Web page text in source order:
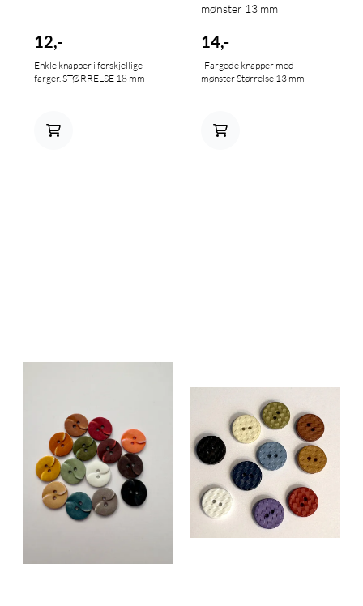
12,-
Enkle knapper i forskjellige
farger. STØRRELSE 18 mm
mønster 13 mm
14,-
mønster Størrelse 13 mm